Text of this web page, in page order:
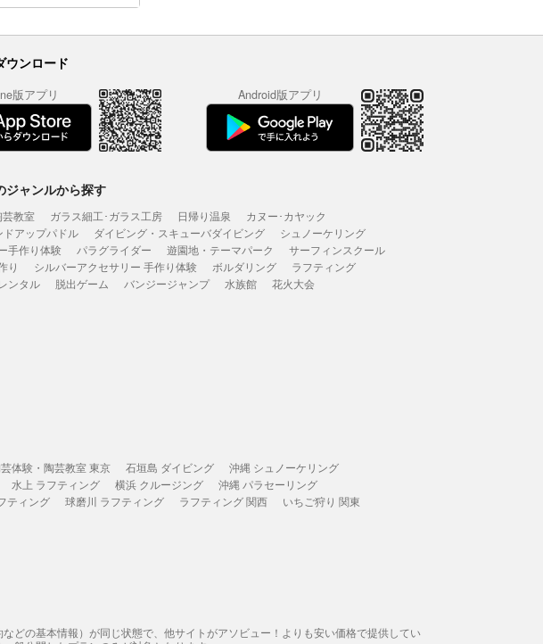
ウンロード
版アプリ Android版アプリ
ジャンルから探す
教室 ガラス細工･ガラス工房 日帰り温泉
カヌー･カヤック
ドアップパドル
ダイビング・スキューバダイビング
シュノーケリング
手作り体験
パラグライダー 遊園地・テーマパーク
サーフィンスクール
り
シルバーアクセサリー 手作り体験 ボルダリング
ラフティング
ンタル
脱出ゲーム バンジージャンプ 水族館 花火大会
体験・陶芸教室 東京 石垣島 ダイビング
沖縄 シュノーケリング
水上 ラフティング 横浜 クルージング
沖縄 パラセーリング
ティング 球磨川 ラフティング ラフティング 関西
いちご狩り 関東
どの基本情報）が同じ状態で、他サイトがアソビュー！よりも安い価格で提供してい